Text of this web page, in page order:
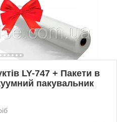
LY-747 + Пакети в
пакувальник